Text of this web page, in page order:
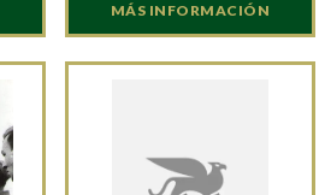
MÁS INFORMACIÓN